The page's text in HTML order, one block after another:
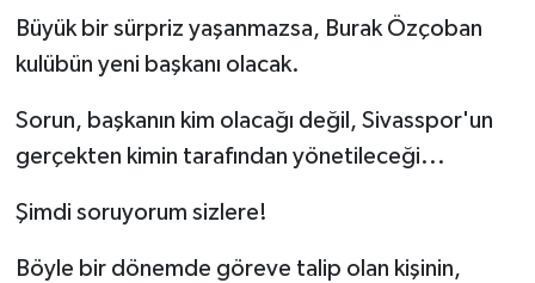
Büyük bir sürpriz yaşanmazsa, Burak Özçoban
kulübün yeni başkanı olacak.
Sorun, başkanın kim olacağı değil, Sivasspor'un
gerçekten kimin tarafından yönetileceği...
Şimdi soruyorum sizlere!
Böyle bir dönemde göreve talip olan kişinin,
SPONSORLU YAZI
TEKNOLOJİ
YAŞAM